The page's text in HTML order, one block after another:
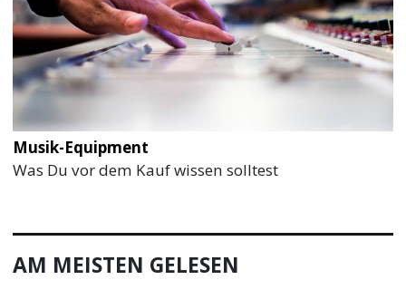
Musik-Equipment
Was Du vor dem Kauf wissen solltest
AM MEISTEN GELESEN